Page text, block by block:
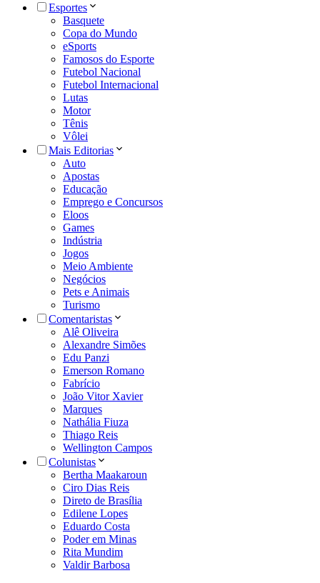
Esportes
Basquete
Copa do Mundo
eSports
Famosos do Esporte
Futebol Nacional
Futebol Internacional
Lutas
Motor
Tênis
Vôlei
Mais Editorias
Auto
Apostas
Educação
Emprego e Concursos
Eloos
Games
Indústria
Jogos
Meio Ambiente
Negócios
Pets e Animais
Turismo
Comentaristas
Alê Oliveira
Alexandre Simões
Edu Panzi
Emerson Romano
Fabrício
João Vitor Xavier
Marques
Nathália Fiuza
Thiago Reis
Wellington Campos
Colunistas
Bertha Maakaroun
Ciro Dias Reis
Direto de Brasília
Edilene Lopes
Eduardo Costa
Poder em Minas
Rita Mundim
Valdir Barbosa